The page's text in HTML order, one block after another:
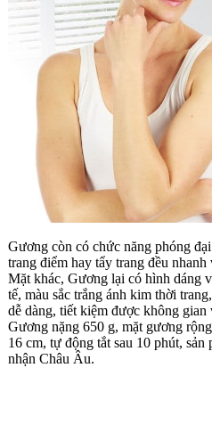
Gương còn có chức năng phóng
trang điểm hay tẩy trang đều nhanh
Mặt khác, Gương lại có hình dáng
tế, màu sắc trắng ánh kim thời
dễ dàng, tiết kiệm được không
Gương nặng 650 g, mặt gương
16 cm, tự động tắt sau 10 phút, sản
nhận Châu Âu.